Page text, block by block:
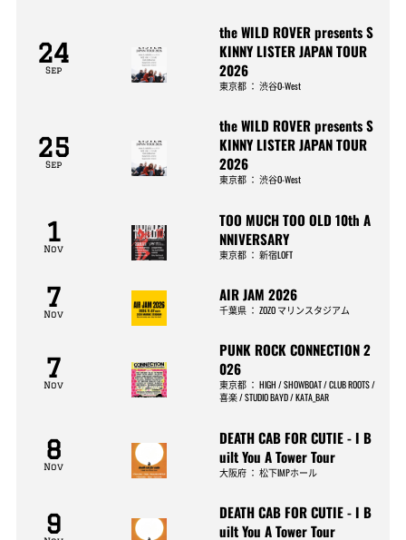
24
Sep
the WILD ROVER presents S
KINNY LISTER JAPAN TOUR
2026
東京都 ：渋谷O-West
25
Sep
the WILD ROVER presents S
KINNY LISTER JAPAN TOUR
2026
東京都 ：渋谷O-West
1
Nov
TOO MUCH TOO OLD 10th A
NNIVERSARY
東京都 ：新宿LOFT
7
Nov
AIR JAM 2026
千葉県 ：ZOZO マリンスタジアム
7
Nov
PUNK ROCK CONNECTION 2
026
東京都 ：HIGH / SHOWBOAT / CLUB ROOTS /
喜楽 / STUDIO BAYD / KATA_BAR
8
Nov
DEATH CAB FOR CUTIE - I B
uilt You A Tower Tour
大阪府 ：松下IMPホール
9
DEATH CAB FOR CUTIE - I B
uilt You A Tower Tour